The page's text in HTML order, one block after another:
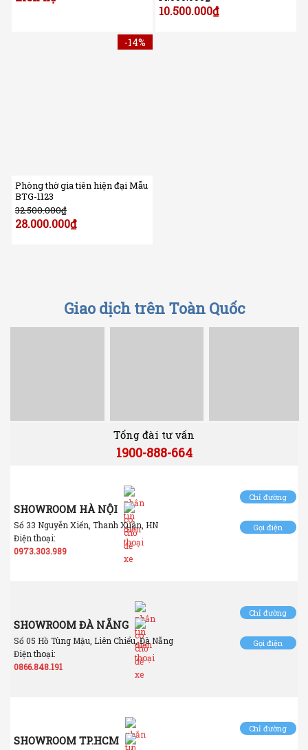
10.500.000₫
-14%
Phòng thờ gia tiên hiện đại Mẫu
BTG-1123
32.500.000₫
28.000.000₫
Giao dịch trên Toàn Quốc
Tổng đài tư vấn
1900-888-664
SHOWROOM HÀ NỘI
Số 33 Nguyễn Xiển, Thanh Xuân, HN
Điện thoại:
0973.303.989
Chỉ đường
Gọi điện
SHOWROOM ĐÀ NẴNG
Số 05 Hồ Tùng Mậu, Liên Chiểu, Đà Nẵng
Điện thoại:
0866.848.191
Chỉ đường
Gọi điện
SHOWROOM TP.HCM
Chỉ đường